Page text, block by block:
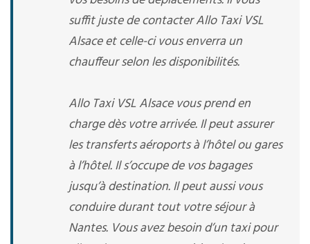
suffit juste de contacter Allo Taxi VSL
Alsace et celle-ci vous enverra un
chauffeur selon les disponibilités.
Allo Taxi VSL Alsace vous prend en
charge dès votre arrivée. Il peut assurer
les transferts aéroports à l’hôtel ou gares
à l’hôtel. Il s’occupe de vos bagages
jusqu’à destination. Il peut aussi vous
conduire durant tout votre séjour à
Nantes. Vous avez besoin d’un taxi pour